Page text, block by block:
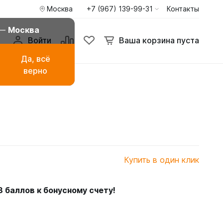
Москва
Москва
Да, всё
верно
+7 (967) 139-99-31 Контакты
Войти Ваша корзина пуста
Буркини мусульманские
Купить в один клик
баллов к бонусному счету!